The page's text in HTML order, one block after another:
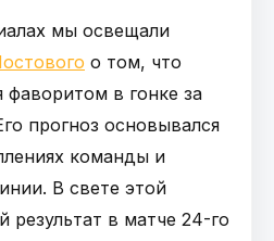
мы освещали
о том, что
фаворитом в гонке за
прогноз основывался
команды и
В свете этой
в матче 24-го